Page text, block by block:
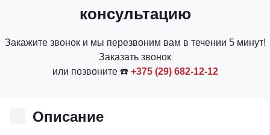
консультацию
Закажите звонок и мы перезвоним вам в течении 5 минут!
Заказать звонок
или позвоните ☎️ +375 (29) 682-12-12
Описание